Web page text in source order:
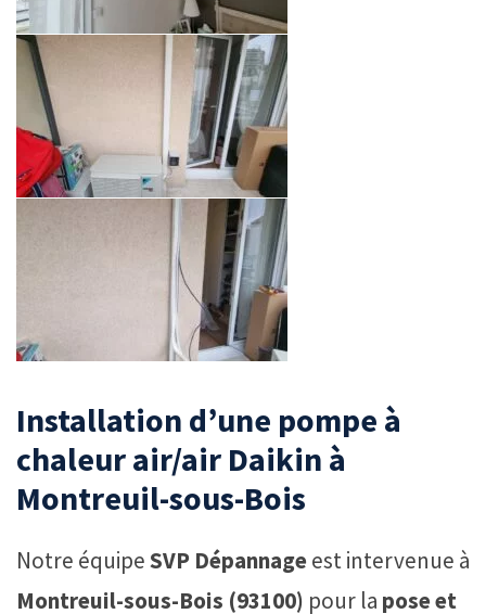
Installation d’une pompe à
chaleur air/air Daikin à
Montreuil-sous-Bois
Notre équipeSVP Dépannageest intervenue à
Montreuil-sous-Bois (93100) pour la pose et